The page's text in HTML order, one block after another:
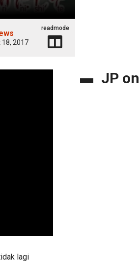
2017
readmode
lagi
JP